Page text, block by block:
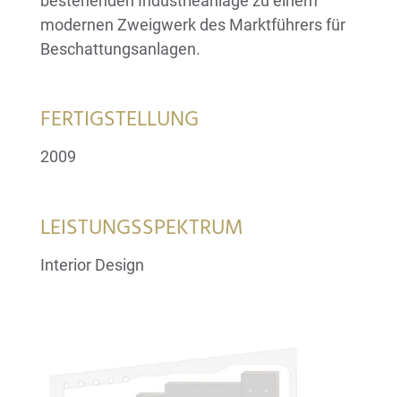
modernen Zweigwerk des Marktführers für
Beschattungsanlagen.
FERTIGSTELLUNG
2009
LEISTUNGSSPEKTRUM
Interior Design